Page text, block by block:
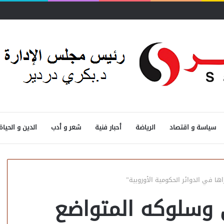
سياسة و اقتصاد الرياضة أحبار فنية شعر و أدب الدين و
في الدوائر الحكومية الأوروبية”
وسلوكه المتواضع